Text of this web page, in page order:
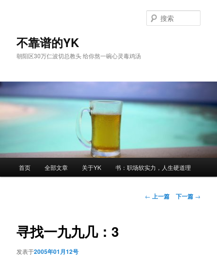
不靠谱的YK
朝阳区30万仁波切总教头 给你熬一碗心灵毒鸡汤
索
首页 全部文章 关于YK 书：职场软实力，人生硬道理
文← 上一篇 下一篇 →
寻找一九九几：3
发表于2005年01月12号